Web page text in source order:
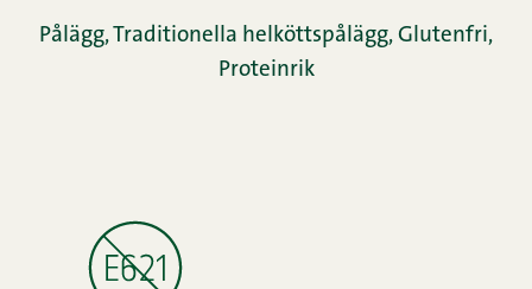
Pålägg,Traditionella helköttspålägg, Glutenfri,
Proteinrik